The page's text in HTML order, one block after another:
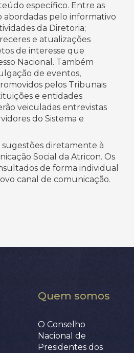
específico. Entre as
abordadas pelo informativo
da Diretoria;
e atualizações
de interesse que
Nacional. Também
de eventos,
pelos Tribunais
e entidades
veiculadas entrevistas
do Sistema e
sugestões diretamente à
Social da Atricon. Os
de forma individual
canal de comunicação.
Quem somos
O Conselho
Nacional de
Presidentes dos